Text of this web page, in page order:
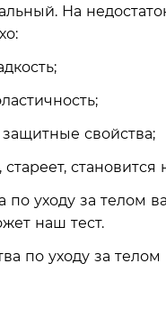
На
свойства;
стареет,
по уходу за телом
наш тест.